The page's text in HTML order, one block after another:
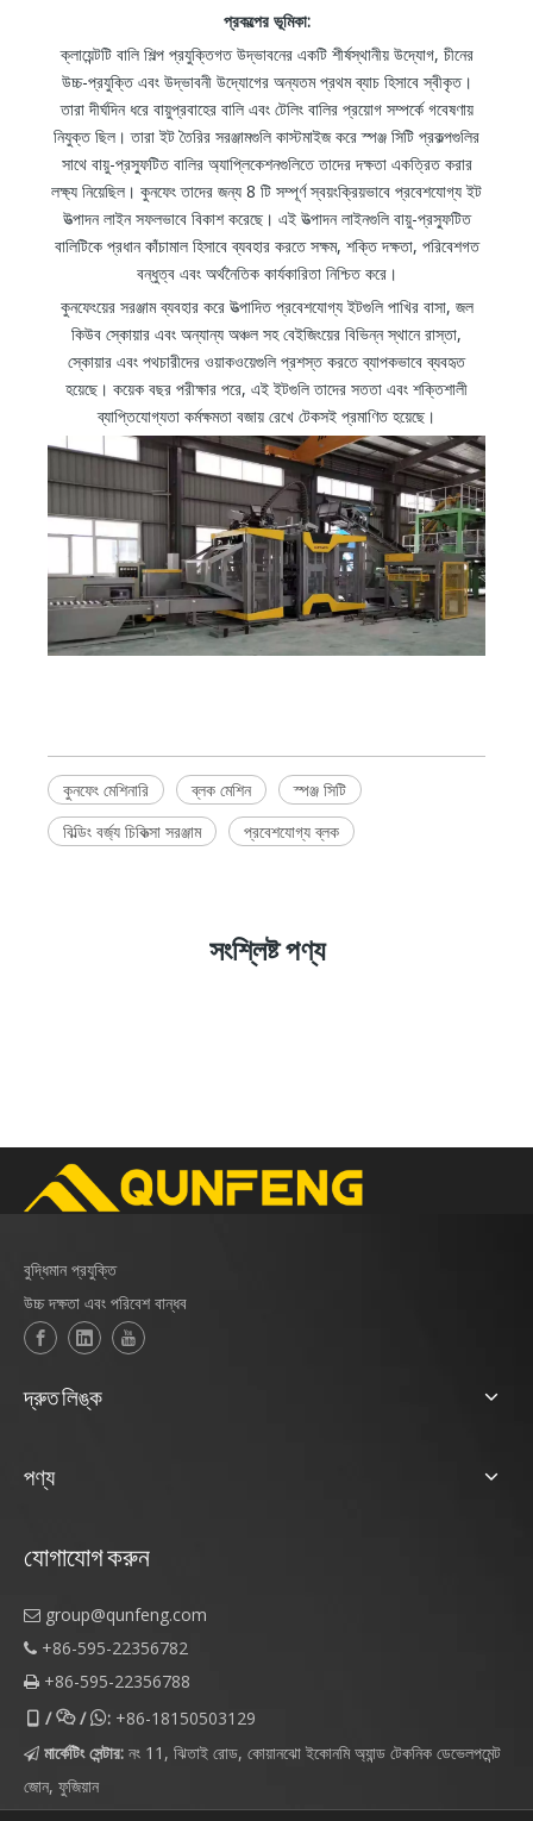
প্রকল্পের ভূমিকা:
ক্লায়েন্টটি বালি শিল্প প্রযুক্তিগত উদ্ভাবনের একটি শীর্ষস্থানীয় উদ্যোগ, চীনের
উচ্চ-প্রযুক্তি এবং উদ্ভাবনী উদ্যোগের অন্যতম প্রথম ব্যাচ হিসাবে স্বীকৃত।
তারা দীর্ঘদিন ধরে বায়ুপ্রবাহের বালি এবং টেলিং বালির প্রয়োগ সম্পর্কে গবেষণায়
নিযুক্ত ছিল। তারা ইট তৈরির সরঞ্জামগুলি কাস্টমাইজ করে স্পঞ্জ সিটি প্রকল্পগুলির
সাথে বায়ু-প্রস্ফুটিত বালির অ্যাপ্লিকেশনগুলিতে তাদের দক্ষতা একত্রিত করার
লক্ষ্য নিয়েছিল। কুনফেং তাদের জন্য 8 টি সম্পূর্ণ স্বয়ংক্রিয়ভাবে প্রবেশযোগ্য ইট
উত্পাদন লাইন সফলভাবে বিকাশ করেছে। এই উত্পাদন লাইনগুলি বায়ু-প্রস্ফুটিত
বালিটিকে প্রধান কাঁচামাল হিসাবে ব্যবহার করতে সক্ষম, শক্তি দক্ষতা, পরিবেশগত
বন্ধুত্ব এবং অর্থনৈতিক কার্যকারিতা নিশ্চিত করে।
কুনফেংয়ের সরঞ্জাম ব্যবহার করে উত্পাদিত প্রবেশযোগ্য ইটগুলি পাখির বাসা, জল
কিউব স্কোয়ার এবং অন্যান্য অঞ্চল সহ বেইজিংয়ের বিভিন্ন স্থানে রাস্তা,
স্কোয়ার এবং পথচারীদের ওয়াকওয়েগুলি প্রশস্ত করতে ব্যাপকভাবে ব্যবহৃত
হয়েছে। কয়েক বছর পরীক্ষার পরে, এই ইটগুলি তাদের সততা এবং শক্তিশালী
ব্যাপ্তিযোগ্যতা কর্মক্ষমতা বজায় রেখে টেকসই প্রমাণিত হয়েছে।
কুনফেং মেশিনারি ব্লক মেশিন
স্পঞ্জ সিটি
বিল্ডিং বর্জ্য চিকিত্সা সরঞ্জাম
প্রবেশযোগ্য ব্লক
সংশ্লিষ্ট পণ্য
বুদ্ধিমান প্রযুক্তি
উচ্চ দক্ষতা এবং পরিবেশ বান্ধব
দ্রুত লিঙ্ক
পণ্য
যোগাযোগ করুন
 group@qunfeng.com
 +86-595-22356782
 +86-595-22356788
 //: +86-18150503129
 মার্কেটিং সেন্টার: নং 11, ঝিতাই রোড, কোয়ানঝো ইকোনমি অ্যান্ড টেকনিক ডেভেলপমেন্ট
জোন, ফুজিয়ান